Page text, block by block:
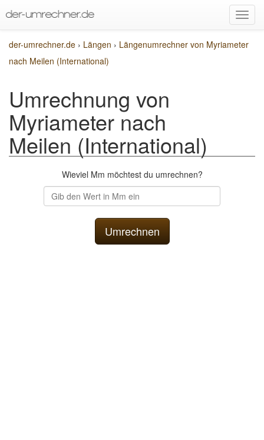
der-umrechner.de › Längen › Längenumrechner von Myriameter
nach Meilen (International)
Umrechnung von
Myriameter nach
Meilen (International)
Wieviel Mm möchtest du umrechnen?